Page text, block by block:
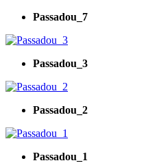
Passadou_7
Passadou_3
Passadou_2
Passadou_1